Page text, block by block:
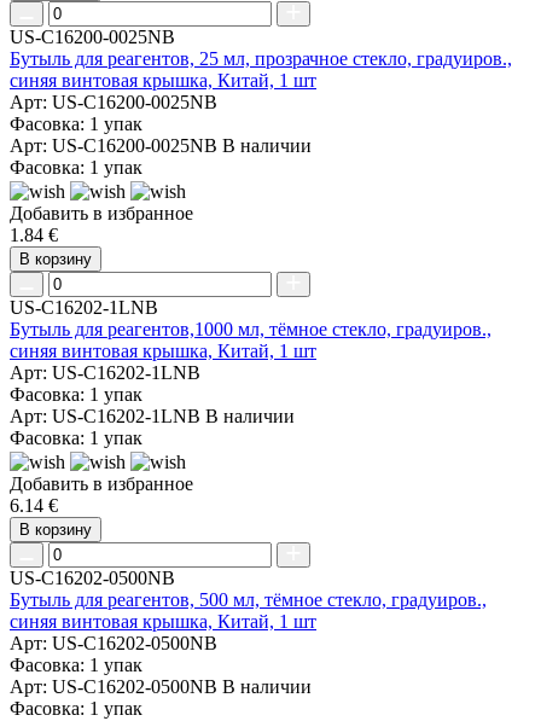
US-C16200-0025NB
Бутыль для реагентов, 25 мл, прозрачное стекло, градуиров.,
синяя винтовая крышка, Китай, 1 шт
Арт: US-C16200-0025NB
Фасовка: 1 упак
Арт: US-C16200-0025NB В наличии
Фасовка: 1 упак
Добавить в избранное
1.84 €
В корзину
US-C16202-1LNB
Бутыль для реагентов,1000 мл, тёмное стекло, градуиров.,
синяя винтовая крышка, Китай, 1 шт
Арт: US-C16202-1LNB
Фасовка: 1 упак
Арт: US-C16202-1LNB В наличии
Фасовка: 1 упак
Добавить в избранное
6.14 €
В корзину
US-C16202-0500NB
Бутыль для реагентов, 500 мл, тёмное стекло, градуиров.,
синяя винтовая крышка, Китай, 1 шт
Арт: US-C16202-0500NB
Фасовка: 1 упак
Арт: US-C16202-0500NB В наличии
Фасовка: 1 упак